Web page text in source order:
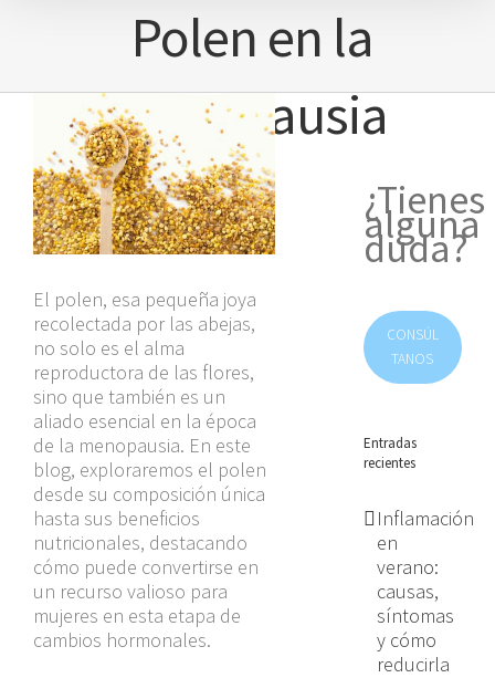
Polen en la
Menopausia
imagen
más
grande
El polen, esa pequeña joya
recolectada por las abejas,
no solo es el alma
reproductora de las flores,
sino que también es un
aliado esencial en la época
de la menopausia. En este
blog, exploraremos el polen
desde su composición única
hasta sus beneficios
nutricionales, destacando
cómo puede convertirse en
un recurso valioso para
mujeres en esta etapa de
cambios hormonales.
¿Tienes
alguna
duda?
CONSÚL
TANOS
Entradas
recientes
Inflamación
en
verano:
causas,
síntomas
y cómo
reducirla